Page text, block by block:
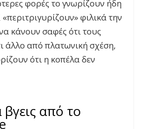
φορές το γνωρίζουν ήδη
φιλικά την
κάνουν σαφές ότι τους
άλλο από πλατωνική σχέση,
ότι η κοπέλα δεν
από το